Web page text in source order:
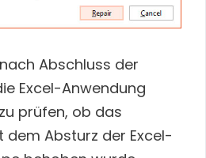
Abschluss der
Excel-Anwendung
prüfen, ob das
dem Absturz der Excel-